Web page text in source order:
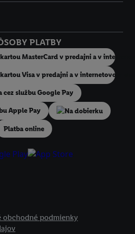
PLATBY
Na dobierku
Platba online
obchodné podmienky
službách spoločnosti Lidl ak vám možno
alebo používanie viacerých služieb
e-mailovej adresy a prípadne ďalších
ktoré má spoločnosť Criteo SA k
povoliť jednotlivé účely a nájsť ďalšie
osobných údajov.
" môžete povoliť iba používanie
Súhlasím" vyjadríte súhlas so spracúvaním
informácie vrátane informácií o dobe
odvolať súhlas s účinnosťou do